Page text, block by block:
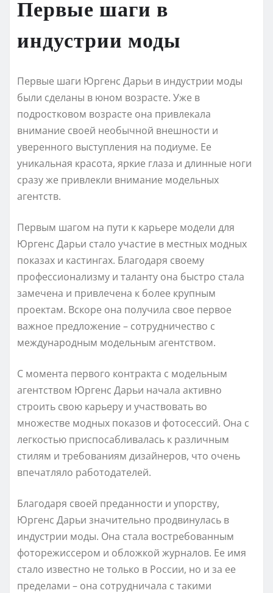
Первые шаги в
индустрии моды
Первые шаги Юргенс Дарьи в индустрии моды
были сделаны в юном возрасте. Уже в
подростковом возрасте она привлекала
внимание своей необычной внешности и
уверенного выступления на подиуме. Ее
уникальная красота, яркие глаза и длинные ноги
сразу же привлекли внимание модельных
агентств.
Первым шагом на пути к карьере модели для
Юргенс Дарьи стало участие в местных модных
показах и кастингах. Благодаря своему
профессионализму и таланту она быстро стала
замечена и привлечена к более крупным
проектам. Вскоре она получила свое первое
важное предложение – сотрудничество с
международным модельным агентством.
С момента первого контракта с модельным
агентством Юргенс Дарьи начала активно
строить свою карьеру и участвовать во
множестве модных показов и фотосессий. Она с
легкостью приспосабливалась к различным
стилям и требованиям дизайнеров, что очень
впечатляло работодателей.
Благодаря своей преданности и упорству,
Юргенс Дарьи значительно продвинулась в
индустрии моды. Она стала востребованным
фоторежиссером и обложкой журналов. Ее имя
стало известно не только в России, но и за ее
пределами – она сотрудничала с такими